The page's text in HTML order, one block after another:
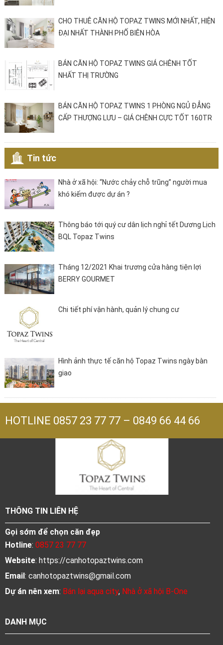
CHO THUÊ CĂN HỘ TOPAZ TWINS MỚI NHẤT, HIỆN
ĐẠI NHẤT THÀNH PHỐ BIÊN HÒA
BÁN CĂN HỘ TOPAZ TWINS GIÁ CHÊNH TỐT
NHẤT THỊ TRƯỜNG
BÁN CĂN HỘ TOPAZ TWINS 1 PHÒNG NGỦ ĐẲNG
CẤP THƯỢNG LƯU – GIÁ CHÊNH CỰC TỐT 160TR
Tin tức
Nhà ở xã hội: “Nước chảy chỗ trũng” người mua
khó kiếm được dự án ?
Thông báo tới quý cư dân lịch nghỉ tết Dương Lịch
BQL Topaz Twins
Tháng 12/2021 Khai trương cửa hàng tiện lợi
BERRY GOURMET
Chi tiết phí vận hành, quản lý chung cư
Hình ảnh thực tế căn hộ Topaz Twins ngày bàn
giao
HOTLINE 0857 23 77 77 – 0849 66 44 66
THÔNG TIN LIÊN HỆ
Gọi sớm để chọn căn đẹp
Hotline: 0857 23 77 77
Website: https://canhotopaztwins.com
Email: canhotopaztwins@gmail.com
Dự án nên xem: Bán lại aqua city, Nhà ở xã hội B-One
DANH MỤC